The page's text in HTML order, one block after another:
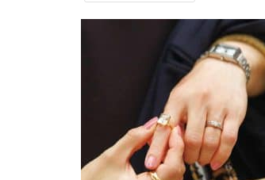
夏コーデ トレンド 盛りアクセ